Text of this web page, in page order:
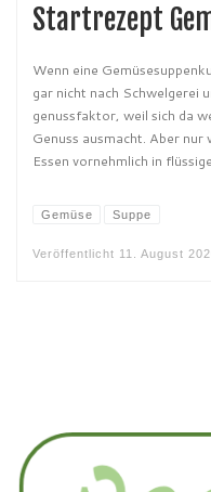
Startrezept
Wenn eine
gar nicht nach Schwelgerei
genussfaktor, weil sich da
Genuss ausmacht. Aber
Essen vornehmlich in
Gemüse Suppe
Veröffentlicht 11. August